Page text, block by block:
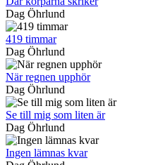
Dag Öhrlund
419 timmar
Dag Öhrlund
När regnen upphör
Dag Öhrlund
Se till mig som liten är
Dag Öhrlund
Ingen lämnas kvar